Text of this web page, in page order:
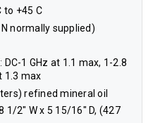
to +45 C
normally supplied)
DC-1 GHz at 1.1 max, 1-2.8
1.3 max
refined mineral oil
1/2" W x 5 15/16" D, (427